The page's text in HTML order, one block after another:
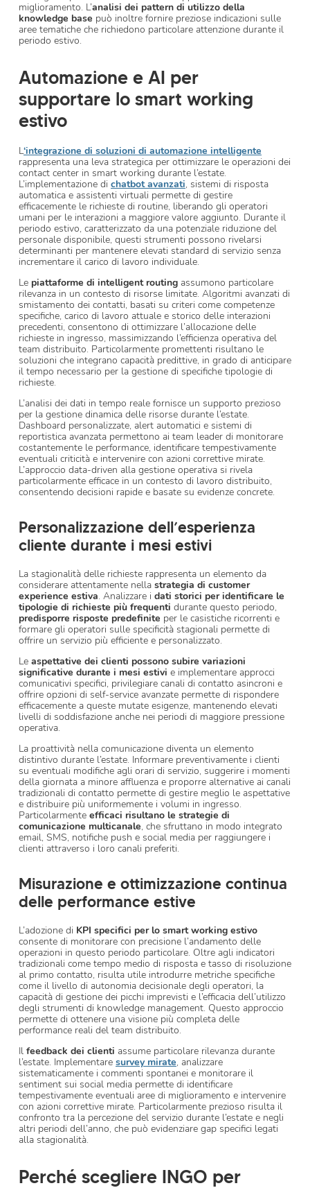
miglioramento. L’analisi dei pattern di utilizzo della
knowledge base può inoltre fornire preziose indicazioni sulle
aree tematiche che richiedono particolare attenzione durante il
periodo estivo.
Automazione e AI per
supportare lo smart working
estivo
L‘integrazione di soluzioni di automazione intelligente
rappresenta una leva strategica per ottimizzare le operazioni dei
contact center in smart working durante l’estate.
L’implementazione di chatbot avanzati, sistemi di risposta
automatica e assistenti virtuali permette di gestire
efficacemente le richieste di routine, liberando gli operatori
umani per le interazioni a maggiore valore aggiunto. Durante il
periodo estivo, caratterizzato da una potenziale riduzione del
personale disponibile, questi strumenti possono rivelarsi
determinanti per mantenere elevati standard di servizio senza
incrementare il carico di lavoro individuale.
Le piattaforme di intelligent routing assumono particolare
rilevanza in un contesto di risorse limitate. Algoritmi avanzati di
smistamento dei contatti, basati su criteri come competenze
specifiche, carico di lavoro attuale e storico delle interazioni
precedenti, consentono di ottimizzare l’allocazione delle
richieste in ingresso, massimizzando l’efficienza operativa del
team distribuito. Particolarmente promettenti risultano le
soluzioni che integrano capacità predittive, in grado di anticipare
il tempo necessario per la gestione di specifiche tipologie di
richieste.
L’analisi dei dati in tempo reale fornisce un supporto prezioso
per la gestione dinamica delle risorse durante l’estate.
Dashboard personalizzate, alert automatici e sistemi di
reportistica avanzata permettono ai team leader di monitorare
costantemente le performance, identificare tempestivamente
eventuali criticità e intervenire con azioni correttive mirate.
L’approccio data-driven alla gestione operativa si rivela
particolarmente efficace in un contesto di lavoro distribuito,
consentendo decisioni rapide e basate su evidenze concrete.
Personalizzazione dell’esperienza
cliente durante i mesi estivi
La stagionalità delle richieste rappresenta un elemento da
considerare attentamente nella strategia di customer
experience estiva. Analizzare i dati storici per identificare le
tipologie di richieste più frequenti durante questo periodo,
predisporre risposte predefinite per le casistiche ricorrenti e
formare gli operatori sulle specificità stagionali permette di
offrire un servizio più efficiente e personalizzato.
Le aspettative dei clienti possono subire variazioni
significative durante i mesi estivi e implementare approcci
comunicativi specifici, privilegiare canali di contatto asincroni e
offrire opzioni di self-service avanzate permette di rispondere
efficacemente a queste mutate esigenze, mantenendo elevati
livelli di soddisfazione anche nei periodi di maggiore pressione
operativa.
La proattività nella comunicazione diventa un elemento
distintivo durante l’estate. Informare preventivamente i clienti
su eventuali modifiche agli orari di servizio, suggerire i momenti
della giornata a minore affluenza e proporre alternative ai canali
tradizionali di contatto permette di gestire meglio le aspettative
e distribuire più uniformemente i volumi in ingresso.
Particolarmente efficaci risultano le strategie di
comunicazione multicanale, che sfruttano in modo integrato
email, SMS, notifiche push e social media per raggiungere i
clienti attraverso i loro canali preferiti.
Misurazione e ottimizzazione continua
delle performance estive
L’adozione di KPI specifici per lo smart working estivo
consente di monitorare con precisione l’andamento delle
operazioni in questo periodo particolare. Oltre agli indicatori
tradizionali come tempo medio di risposta e tasso di risoluzione
al primo contatto, risulta utile introdurre metriche specifiche
come il livello di autonomia decisionale degli operatori, la
capacità di gestione dei picchi imprevisti e l’efficacia dell’utilizzo
degli strumenti di knowledge management. Questo approccio
permette di ottenere una visione più completa delle
performance reali del team distribuito.
Il feedback dei clienti assume particolare rilevanza durante
l’estate. Implementare survey mirate, analizzare
sistematicamente i commenti spontanei e monitorare il
sentiment sui social media permette di identificare
tempestivamente eventuali aree di miglioramento e intervenire
con azioni correttive mirate. Particolarmente prezioso risulta il
confronto tra la percezione del servizio durante l’estate e negli
altri periodi dell’anno, che può evidenziare gap specifici legati
alla stagionalità.
Perché scegliere INGO per